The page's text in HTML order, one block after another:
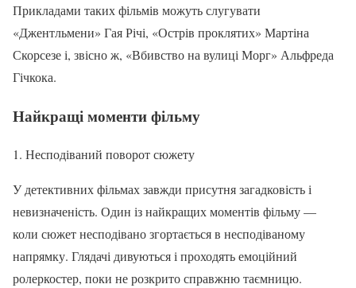
Прикладами таких фільмів можуть слугувати
«Джентльмени» Гая Річі, «Острів проклятих» Мартіна
Скорсезе і, звісно ж, «Вбивство на вулиці Морг» Альфреда
Гічкока.
Найкращі моменти фільму
1. Несподіваний поворот сюжету
У детективних фільмах завжди присутня загадковість і
невизначеність. Один із найкращих моментів фільму —
коли сюжет несподівано згортається в несподіваному
напрямку. Глядачі дивуються і проходять емоційний
ролеркостер, поки не розкрито справжню таємницю.